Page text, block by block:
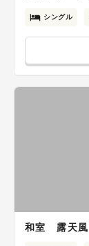
シングル
和室 露天風